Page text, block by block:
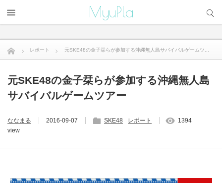
MyuPla
レポート 元SKE48の金子栞らが参加する沖縄無人島サバイバルゲームツ...
元SKE48の金子栞らが参加する沖縄無人島
サバイバルゲームツアー
ななまる 2016-09-07 SKE48 レポート
1394
view